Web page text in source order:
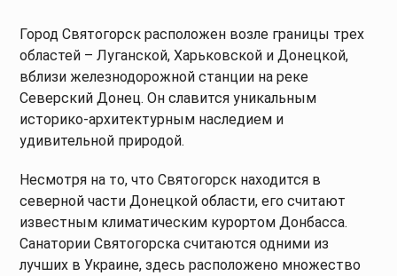
Город Святогорск расположен возле границы трех
областей – Луганской, Харьковской и Донецкой,
вблизи железнодорожной станции на реке
Северский Донец. Он славится уникальным
историко-архитектурным наследием и
удивительной природой.
Несмотря на то, что Святогорск находится в
северной части Донецкой области, его считают
известным климатическим курортом Донбасса.
Санатории Святогорска считаются одними из
лучших в Украине, здесь расположено множество